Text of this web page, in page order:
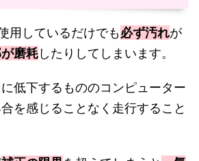
用しているだけでも必ず汚れが
磨耗したりしてしまいます。
低下するもののコンピューター
を感じることなく走行すること